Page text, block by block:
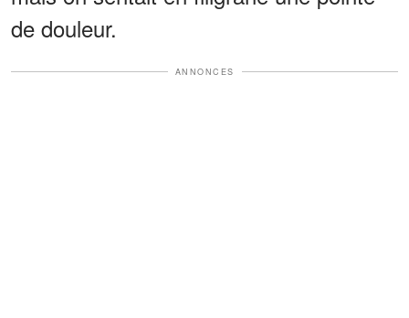
de douleur.
ANNONCES